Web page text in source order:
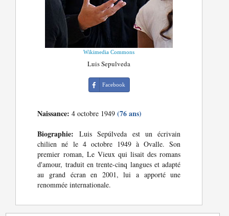
Wikimedia Commons
Luis Sepulveda
Facebook
Naissance: 4 octobre 1949(76 ans)
Biographie: Luis Sepúlveda est un écrivain
chilien né le 4 octobre 1949 à Ovalle. Son
premier roman, Le Vieux qui lisait des romans
d'amour, traduit en trente-cinq langues et adapté
au grand écran en 2001, lui a apporté une
renommée internationale.